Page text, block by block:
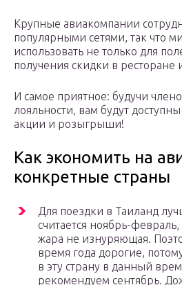
Крупные авиакомпании
популярными сетями, так что
использовать не только для
получения скидки в ресторане
И самое приятное: будучи
лояльности, вам будут
акции и розыгрыши!
Как экономить на
конкретные страны
Для поездки в Таиланд
считается ноябрь-
жара не изнуряющая.
время года дорогие,
в эту страну в данный
рекомендуем сентябрь.